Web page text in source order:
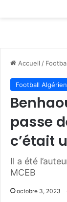
Accueil /
Football Algérien
passe
c’était
Il a été
MCEB
octobre 3, 2023